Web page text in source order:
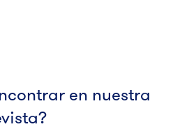
en nuestra